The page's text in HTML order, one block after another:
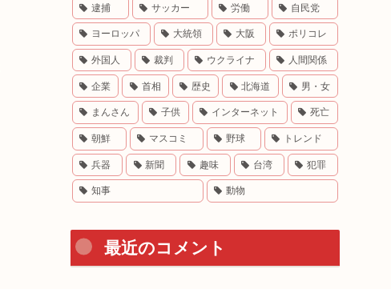
逮捕 サッカー 労働 自民党
ヨーロッパ 大統領 大阪 ポリコレ
外国人 裁判 ウクライナ 人間関係
企業 首相 歴史 北海道 男・女
まんさん 子供 インターネット 死亡
朝鮮 マスコミ 野球 トレンド
兵器 新聞 趣味 台湾 犯罪
知事 動物
最近のコメント